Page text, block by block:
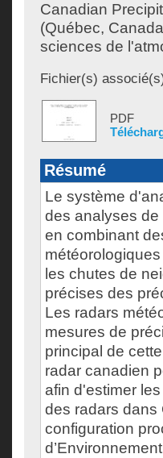
Canadian
(Québec,
sciences de
Fichier(s)
PDF
Résumé
Le système
des analyses de
en combinant
les chutes de
précises des
Les radars
mesures de
principal de
radar canadien
afin d'estimer
des radars dans
configuration